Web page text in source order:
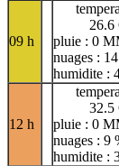
09 h
26.6
pluie : 0
nuages :
humidite :
12 h
32.5
pluie : 0
nuages : 9
humidite :